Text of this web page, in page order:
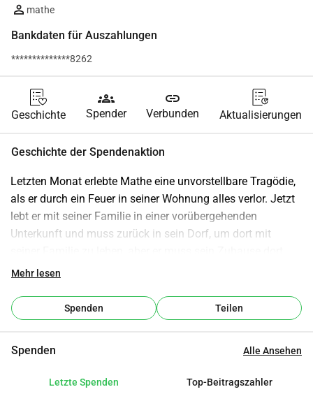
mathe
Bankdaten für Auszahlungen
**************8262
Geschichte
groups
Spender
link
Verbunden Aktualisierungen
Geschichte der Spendenaktion
Letzten Monat erlebte Mathe eine unvorstellbare Tragödie,
als er durch ein Feuer in seiner Wohnung alles verlor. Jetzt
lebt er mit seiner Familie in einer vorübergehenden
Unterkunft und muss zurück in sein Dorf, um dort mit
wieder aufbauen.
Während er mit diesem herzzerreißenden Verlust
konfrontiert ist, wenden wir uns an Sie, um um Ihre Hilfe zu
helfen, wieder auf die Beine zu kommen.
Wir wissen, dass kein Betrag zu klein ist und jede
Mehr lesen
Spenden Teilen
Spenden Alle Ansehen
Letzte Spenden Top-Beitragszahler